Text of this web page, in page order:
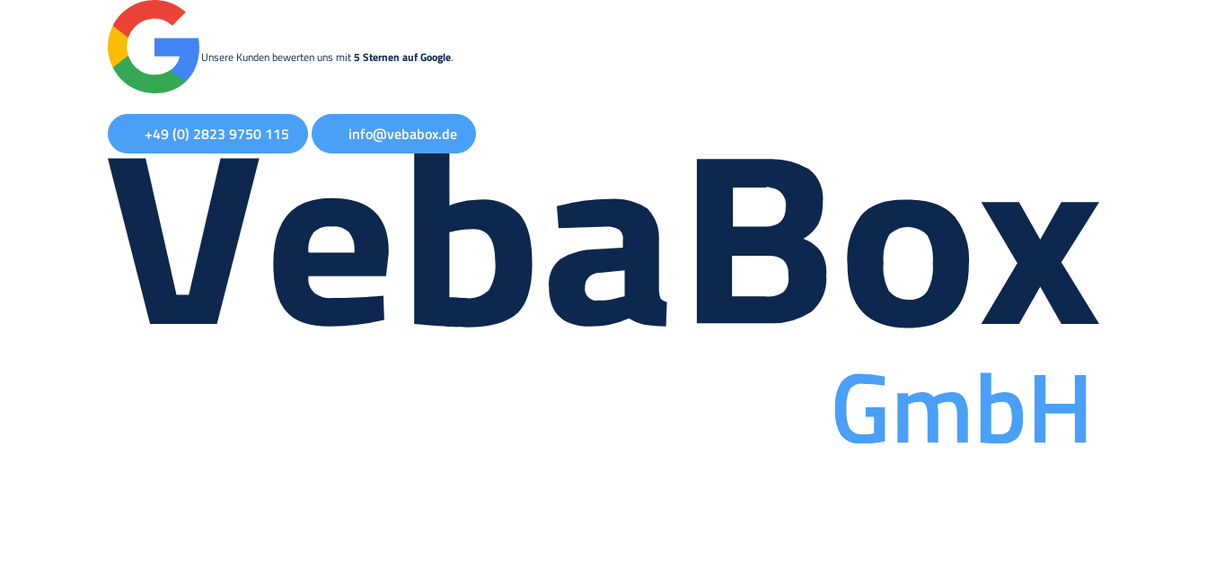
Unsere Kunden bewerten uns mit5 Sternen auf Google.
+49 (0) 2823 9750 115 info@vebabox.de